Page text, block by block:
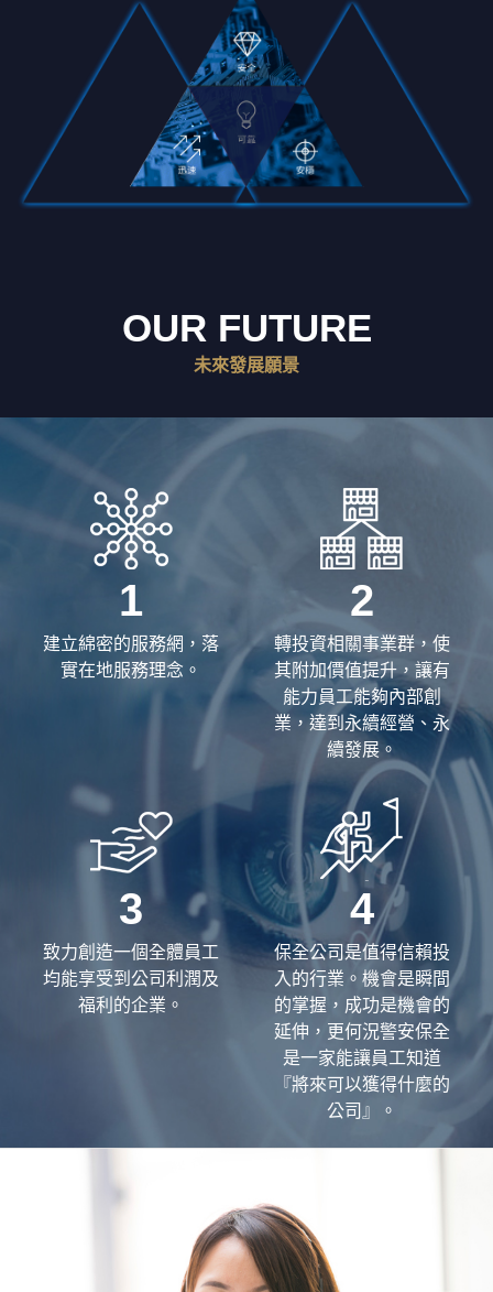
OUR FUTURE
未來發展願景
1
建立綿密的服務網，落
實在地服務理念。
2
轉投資相關事業群，使
其附加價值提升，讓有
能力員工能夠內部創
業，達到永續經營、永
續發展。
3
致力創造一個全體員工
均能享受到公司利潤及
福利的企業。
4
保全公司是值得信賴投
入的行業。機會是瞬間
的掌握，成功是機會的
延伸，更何況警安保全
是一家能讓員工知道
『將來可以獲得什麼的
公司』。
客戶保全紀錄
最新消息